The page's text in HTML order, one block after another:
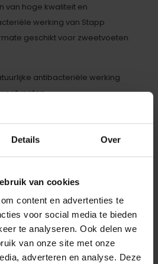
Details Over
van cookies
content en advertenties te
voor social media te bieden
te analyseren. Ook delen we
van onze site met onze
adverteren en analyse. Deze
van hoge kwaliteit en
werking van Stapp
geschikt voor zweetvoeten.
antibacteriële werking
op dan katoen
voetschimmel
m 50.